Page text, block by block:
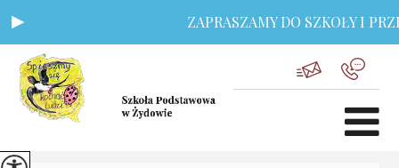
ZAPRASZAMY DO SZKOŁY I